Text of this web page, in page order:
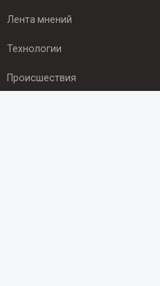
Лента мнений
Технологии
Происшествия